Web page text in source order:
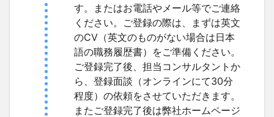
す。またはお電話やメール等でご連絡
ください。ご登録の際は、まずは英文
のCV（英文のものがない場合は日本
語の職務履歴書）をご準備ください。
ご登録完了後、担当コンサルタントか
ら、登録面談（オンラインにて30分
程度）の依頼をさせていただきます。
またご登録完了後は弊社ホームページ